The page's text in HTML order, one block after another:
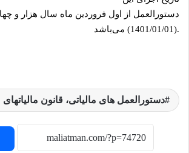
دستورالعمل از اول فروردین ماه سال هزار و
(1401/01/01) می‌باشد.
دستورالعمل های مالیاتی، قانون